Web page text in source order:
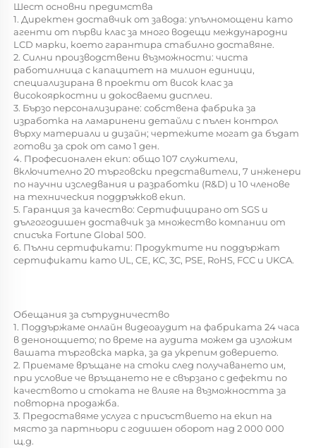
Шест основни предимства
1. Директен доставчик от завода: упълномощени като
агенти от първи клас за много водещи международни
LCD марки, което гарантира стабилно доставяне.
2. Силни производствени възможности: чиста
работилница с капацитет на милион единици,
специализирана в проекти от висок клас за
високояркостни и докосваеми дисплеи.
3. Бързо персонализиране: собствена фабрика за
изработка на ламаринени детайли с пълен контрол
върху материали и дизайн; чертежите могат да бъдат
готови за срок от само 1 ден.
4. Професионален екип: общо 107 служители,
включително 20 търговски представители, 7 инженери
по научни изследвания и разработки (R&D) и 10 членове
на техническия поддръжков екип.
5. Гаранция за качество: Сертифицирано от SGS и
дългогодишен доставчик за множество компании от
списъка Fortune Global 500.
6. Пълни сертификати: Продуктите ни поддържат
сертификати като UL, CE, KC, 3C, PSE, RoHS, FCC и UKCA.
Обещания за сътрудничество
1. Поддържаме онлайн видеоаудит на фабриката 24 часа
в денонощието; по време на аудита можем да изложим
вашата търговска марка, за да укрепим доверието.
2. Приемаме връщане на стоки след получаването им,
при условие че връщането не е свързано с дефекти по
качеството и стоката не влияе на възможността за
повторна продажба.
3. Предоставяме услуга с присъствието на екип на
място за партньори с годишен оборот над 2 000 000
щ.д.